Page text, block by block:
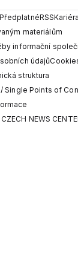
PředplatnéRSSKariéra
materiálům
informační
údajů
struktura
Single Points of
CZECH NEWS